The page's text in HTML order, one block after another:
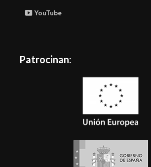
YouTube
Patrocinan: